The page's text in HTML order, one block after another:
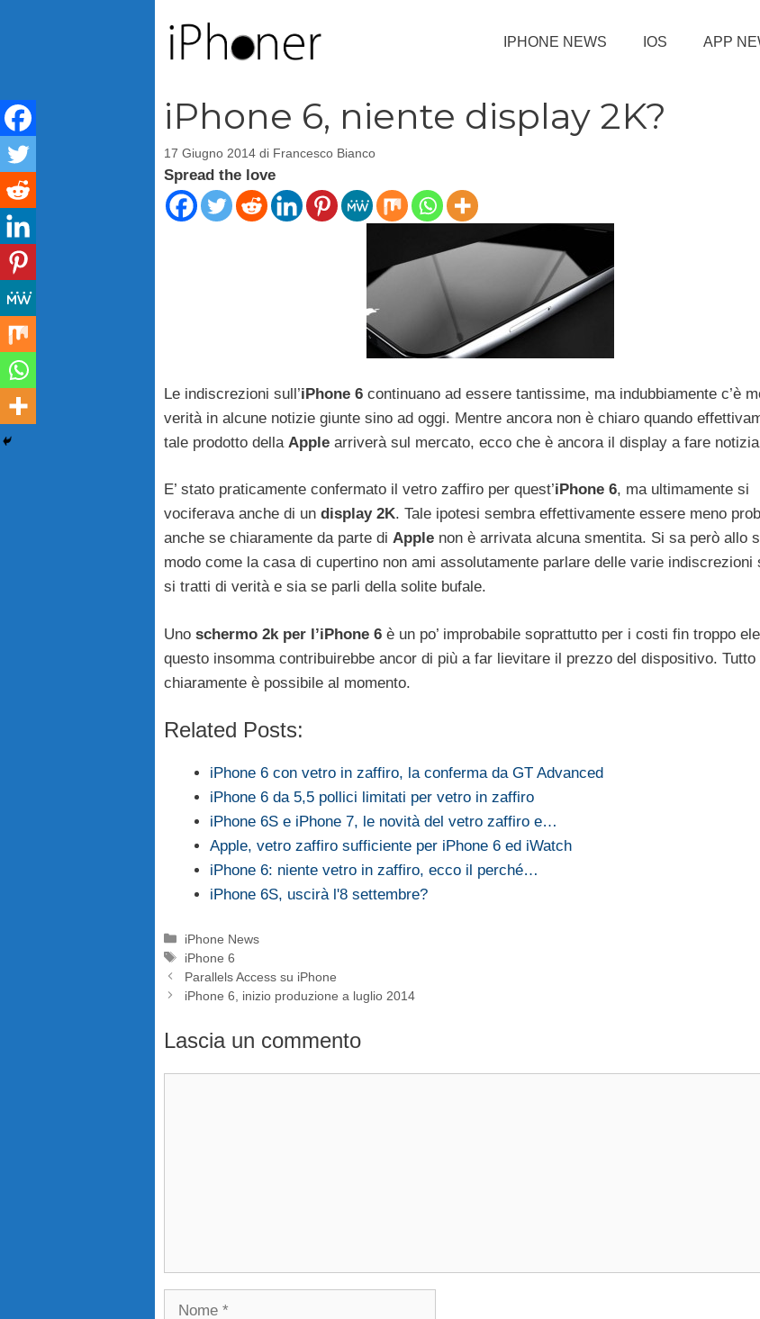
IPHONE NEWS IOS APP
iPhone 6, niente display 2K?
17 Giugno 2014 di Francesco Bianco
Spread the love
Le indiscrezioni sull’iPhone 6 continuano ad essere tantissime, ma indubbiamente c’è
verità in alcune notizie giunte sino ad oggi. Mentre ancora non è chiaro quando
tale prodotto della Apple arriverà sul mercato, ecco che è ancora il display a fare
E’ stato praticamente confermato il vetro zaffiro per quest’iPhone 6, ma ultimamente si
vociferava anche di un display 2K. Tale ipotesi sembra effettivamente essere meno
anche se chiaramente da parte di Apple non è arrivata alcuna smentita. Si sa però allo
modo come la casa di cupertino non ami assolutamente parlare delle varie indiscrezioni
si tratti di verità e sia se parli della solite bufale.
Uno schermo 2k per l’iPhone 6 è un po’ improbabile soprattutto per i costi fin troppo
questo insomma contribuirebbe ancor di più a far lievitare il prezzo del dispositivo. Tutto
chiaramente è possibile al momento.
Related Posts:
iPhone 6 con vetro in zaffiro, la conferma da GT Advanced
iPhone 6 da 5,5 pollici limitati per vetro in zaffiro
iPhone 6S e iPhone 7, le novità del vetro zaffiro e…
Apple, vetro zaffiro sufficiente per iPhone 6 ed iWatch
iPhone 6: niente vetro in zaffiro, ecco il perché…
iPhone 6S, uscirà l'8 settembre?
Categorie
iPhone News
Tag
iPhone 6
Parallels Access su iPhone
iPhone 6, inizio produzione a luglio 2014
Lascia un commento
Nome